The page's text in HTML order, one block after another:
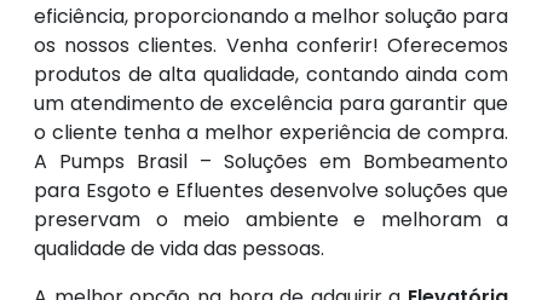
eficiência, proporcionando a melhor solução para
os nossos clientes. Venha conferir! Oferecemos
produtos de alta qualidade, contando ainda com
um atendimento de excelência para garantir que
o cliente tenha a melhor experiência de compra.
A Pumps Brasil – Soluções em Bombeamento
para Esgoto e Efluentes desenvolve soluções que
preservam o meio ambiente e melhoram a
qualidade de vida das pessoas.